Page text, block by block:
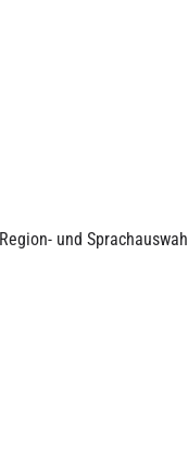
Region- und Sprachauswahl